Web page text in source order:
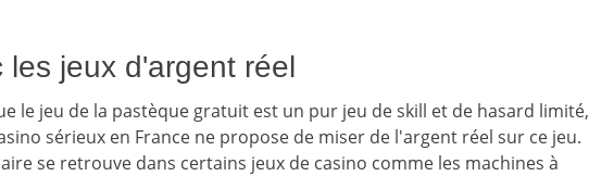
les jeux d'argent réel
le jeu de la pastèque gratuit est un pur jeu de skill et de hasard limité,
sérieux en France ne propose de miser de l'argent réel sur ce jeu.
se retrouve dans certains jeux de casino comme les machines à